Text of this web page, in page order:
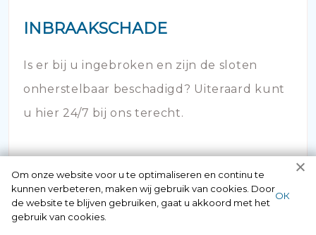
INBRAAKSCHADE
Is er bij u ingebroken en zijn de sloten
onherstelbaar beschadigd? Uiteraard kunt
u hier 24/7 bij ons terecht.
Om onze website voor u te optimaliseren en continu te
kunnen verbeteren, maken wij gebruik van cookies. Door
de website te blijven gebruiken, gaat u akkoord met het
gebruik van cookies.
ОК